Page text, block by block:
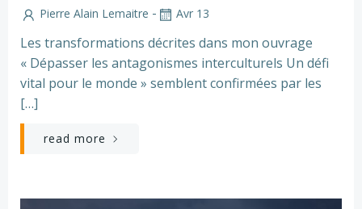
Pierre Alain Lemaitre - Avr 13
Les transformations décrites dans mon ouvrage
« Dépasser les antagonismes interculturels Un défi
vital pour le monde » semblent confirmées par les
[…]
read more